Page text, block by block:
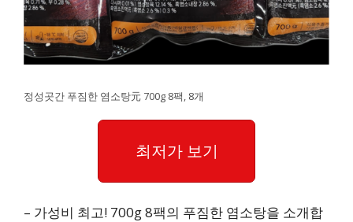
정성곳간 푸짐한 염소탕元 700g 8팩, 8개
최저가 보기
– 가성비 최고! 700g 8팩의 푸짐한 염소탕을 소개합